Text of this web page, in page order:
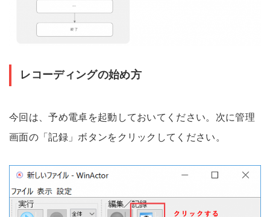
レコーディングの始め方
今回は、予め電卓を起動しておいてください。次に管理
画面の「記録」ボタンをクリックしてください。